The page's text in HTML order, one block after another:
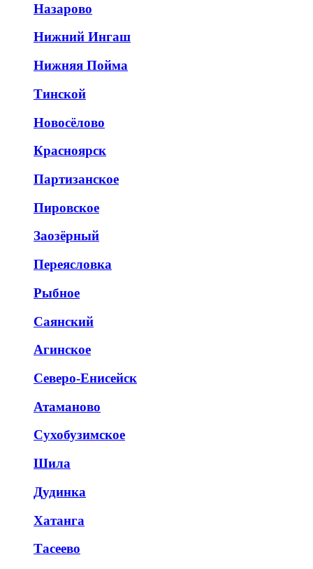
Назарово
Нижний Ингаш
Нижняя Пойма
Тинской
Новосёлово
Красноярск
Партизанское
Пировское
Заозёрный
Переясловка
Рыбное
Саянский
Агинское
Северо-Енисейск
Атаманово
Сухобузимское
Шила
Дудинка
Хатанга
Тасеево